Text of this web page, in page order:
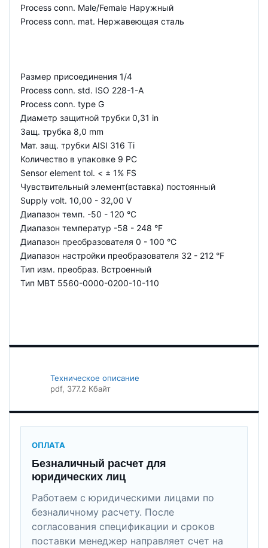
Process conn. Male/Female Наружный
Process conn. mat. Нержавеющая сталь
Размер присоединения 1/4
Process conn. std. ISO 228-1-A
Process conn. type G
Диаметр защитной трубки 0,31 in
Защ. трубка 8,0 mm
Мат. защ. трубки AISI 316 Ti
Количество в упаковке 9 PC
Sensor element tol. < ± 1% FS
Чувствительный элемент(вставка) постоянный
Supply volt. 10,00 - 32,00 V
Диапазон темп. -50 - 120 °C
Диапазон температур -58 - 248 °F
Диапазон преобразователя 0 - 100 °C
Диапазон настройки преобразователя 32 - 212 °F
Тип изм. преобраз. Встроенный
Тип MBT 5560-0000-0200-10-110
Техническое описание
pdf, 377.2 Кбайт
ОПЛАТА
Безналичный расчет для
юридических лиц
Работаем с юридическими лицами по
безналичному расчету. После
согласования спецификации и сроков
поставки менеджер направляет счет на